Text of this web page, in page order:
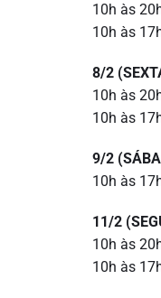
10h às
10h às
8/2
10h às
10h às
9/2
10h às
11/2
10h às
10h às